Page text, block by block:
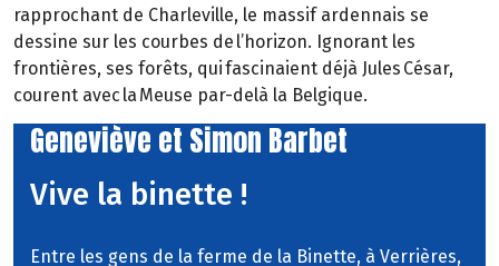
rapprochant de Charleville, le massif ardennais se
dessine sur les courbes de l’horizon. Ignorant les
frontières, ses forêts, qui fascinaient déjà Jules César,
courent avec la Meuse par-delà la Belgique.
Geneviève et Simon Barbet
Vive la binette !
Entre les gens de la ferme de la Binette, à Verrières,